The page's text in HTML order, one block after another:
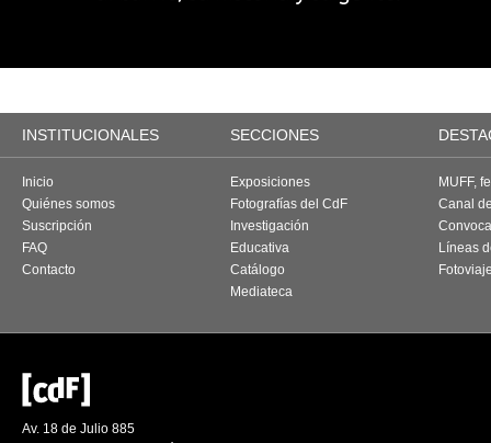
INSTITUCIONALES SECCIONES
Inicio
Quiénes somos
Suscripción
FAQ
Contacto
Exposiciones
Fotografías del CdF
Investigación
Educativa
Catálogo
Mediateca
MUFF,
Canal
Líneas
Av. 18 de Julio 885